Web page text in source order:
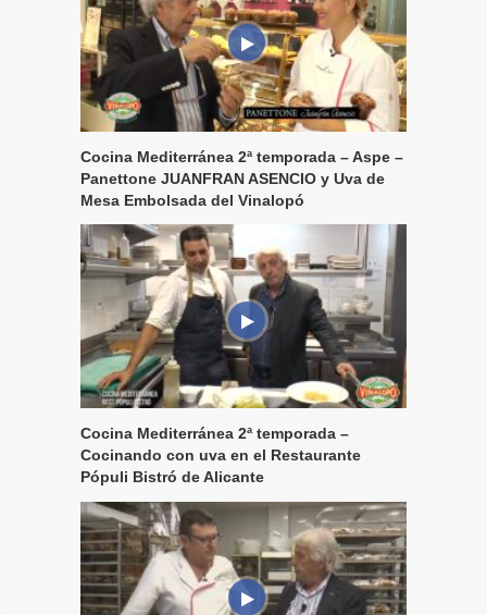
Cocina Mediterránea 2ª temporada – Aspe –
Panettone JUANFRAN ASENCIO y Uva de
Mesa Embolsada del Vinalopó
Cocina Mediterránea 2ª temporada –
Cocinando con uva en el Restaurante
Pópuli Bistró de Alicante